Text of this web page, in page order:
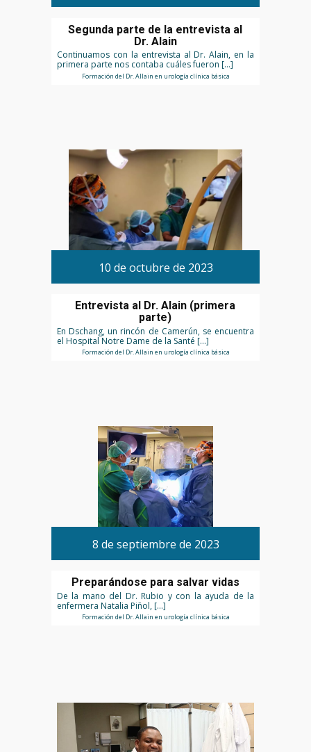
Segunda parte de la entrevista al
Dr. Alain
Continuamos con la entrevista al Dr. Alain, en la
primera parte nos contaba cuáles fueron […]
Formación del Dr. Allain en urología clínica básica
10 de octubre de 2023
Entrevista al Dr. Alain (primera
parte)
En Dschang, un rincón de Camerún, se encuentra
el Hospital Notre Dame de la Santé […]
Formación del Dr. Allain en urología clínica básica
8 de septiembre de 2023
Preparándose para salvar vidas
De la mano del Dr. Rubio y con la ayuda de la
enfermera Natalia Piñol, […]
Formación del Dr. Allain en urología clínica básica